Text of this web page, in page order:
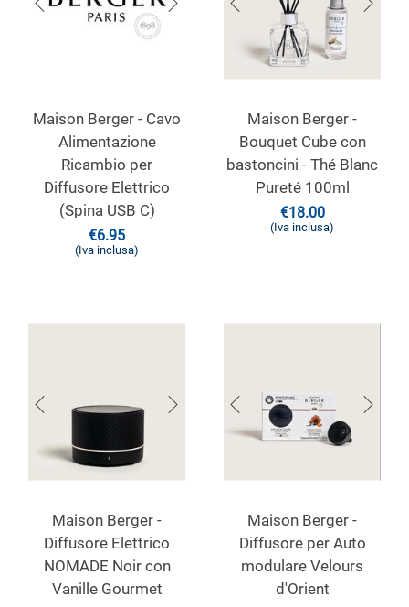
Maison Berger - Cavo
Alimentazione
Ricambio per
Diffusore Elettrico
(Spina USB C)
€6.95
(Iva inclusa)
Maison Berger -
Bouquet Cube con
bastoncini - Thé Blanc
Pureté 100ml
€18.00
(Iva inclusa)
Maison Berger -
Diffusore Elettrico
NOMADE Noir con
Vanille Gourmet
Maison Berger -
Diffusore per Auto
modulare Velours
d'Orient